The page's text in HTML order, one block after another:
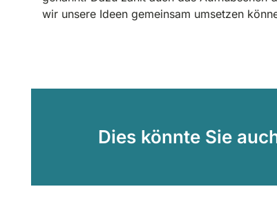
wir unsere Ideen gemeinsam umsetzen
Dies könnte Sie